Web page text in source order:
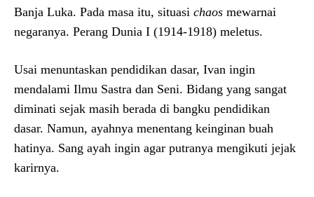
Banja Luka. Pada masa itu, situasi chaos mewarnai
negaranya. Perang Dunia I (1914-1918) meletus.
Usai menuntaskan pendidikan dasar, Ivan ingin
mendalami Ilmu Sastra dan Seni. Bidang yang sangat
diminati sejak masih berada di bangku pendidikan
dasar. Namun, ayahnya menentang keinginan buah
hatinya. Sang ayah ingin agar putranya mengikuti jejak
karirnya.